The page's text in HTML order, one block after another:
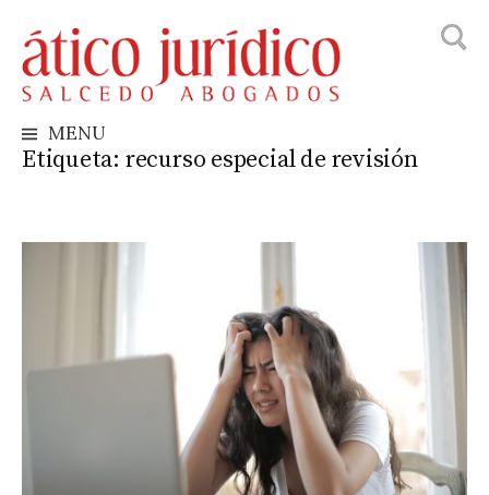
to
content
MENU
Etiqueta: recurso especial de revisión